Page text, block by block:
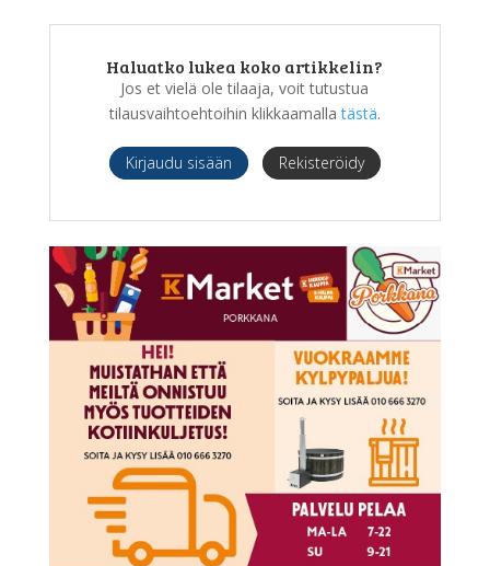
Haluatko lukea koko artikkelin?
Jos et vielä ole tilaaja, voit tutustua
tilausvaihtoehtoihin klikkaamallatästä.
Kirjaudu sisään Rekisteröidy